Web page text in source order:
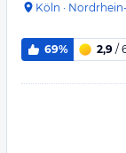
Köln ·
69% 2,9 /